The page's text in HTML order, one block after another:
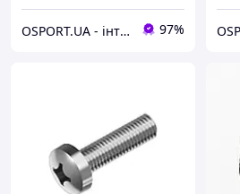
OSPORT.UA - інтернет магазин спортивних товарів 97%